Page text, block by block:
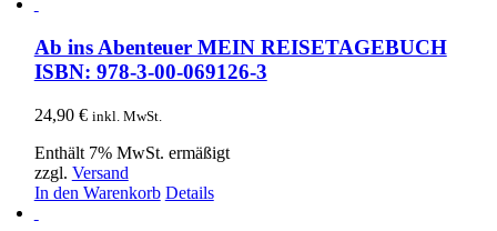
Ab ins Abenteuer MEIN REISETAGEBUCH
ISBN: 978-3-00-069126-3
24,90 € inkl. MwSt.
Enthält 7% MwSt. ermäßigt
zzgl. Versand
In den Warenkorb Details